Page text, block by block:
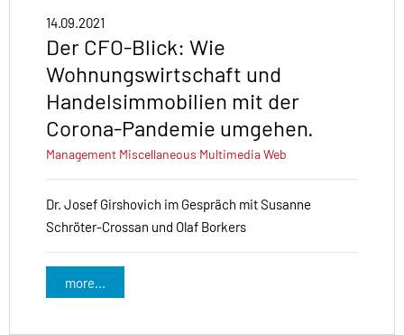
14.09.2021
Der CFO-Blick: Wie
Wohnungswirtschaft und
Handelsimmobilien mit der
Corona-Pandemie umgehen.
Management Miscellaneous MultimediaWeb
Dr. Josef Girshovich im Gespräch mit Susanne
Schröter-Crossan und Olaf Borkers
more...